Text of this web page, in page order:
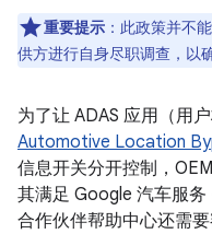
重要提示 ：此政策并不
供方进行自身尽职调查，以
为了让 ADAS 应用（用
Automotive Location
信息开关分开控制，
其满足 Google 汽车服务
合作伙伴帮助中心还需